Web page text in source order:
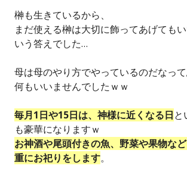
榊も生きているから、
まだ使える榊は大切に飾ってあげても
いう答えでした…
母は母のやり方でやっているのだなっ
何もいいませんでしたｗｗ
毎月1日や15日は、神様に近くなる日と
も豪華になりますｗ
お神酒や尾頭付きの魚、野菜や果物な
重にお祀りをします。